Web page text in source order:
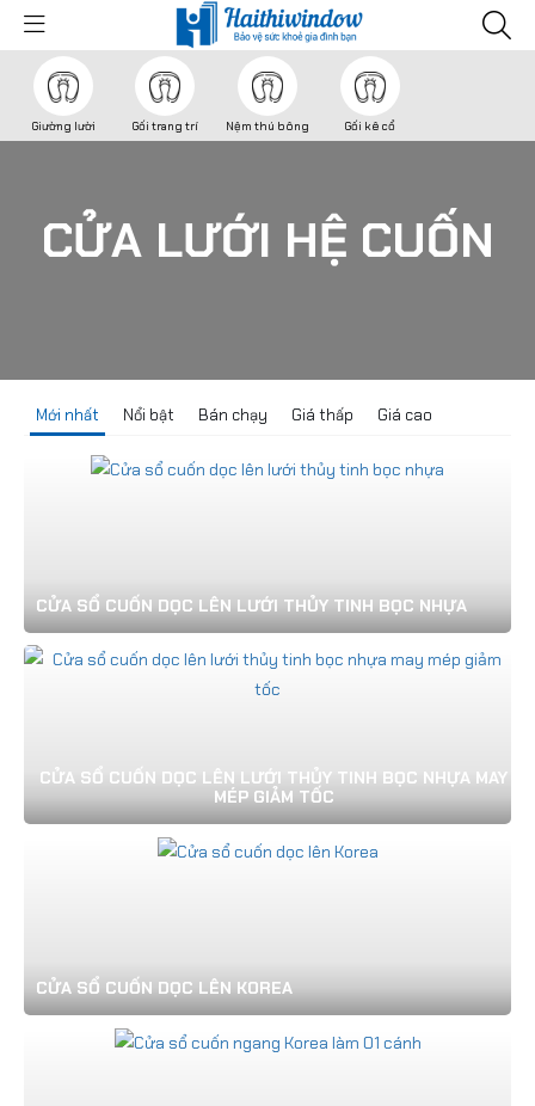
Giường lười Gối trang trí Nệm thú bông Gối kê cổ
CỬA LƯỚI HỆ CUỐN
Mới nhất Nổi bật Bán chạy Giá thấp Giá cao
CỬA SỔ CUỐN DỌC LÊN LƯỚI THỦY TINH BỌC NHỰA
CỬA SỔ CUỐN DỌC LÊN LƯỚI THỦY TINH BỌC NHỰA MAY
MÉP GIẢM TỐC
CỬA SỔ CUỐN DỌC LÊN KOREA